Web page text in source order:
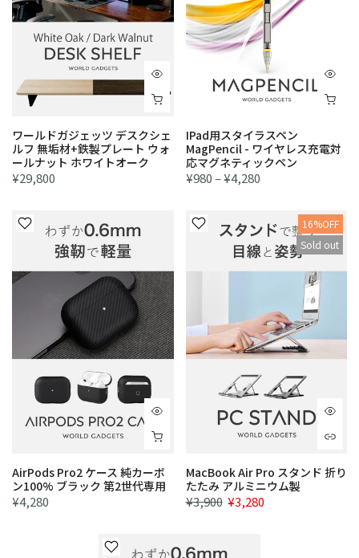
ワールドガジェッツ デスクシェ
ルフ 無垢材+鉄製プレート ウォ
ールナット ホワイトオーク
¥29,800
IPad用スタイラスペン
MagPencil - ワイヤレス充電対
応マグネティックペン
¥980 – ¥4,280
AirPods Pro2 ケース 純カーボ
ン100% ブラック 第2世代専用
¥4,280
16%OFF
Sold out
MacBook Air Pro スタンド 折り
たたみ アルミニウム製
¥3,900 ¥3,280